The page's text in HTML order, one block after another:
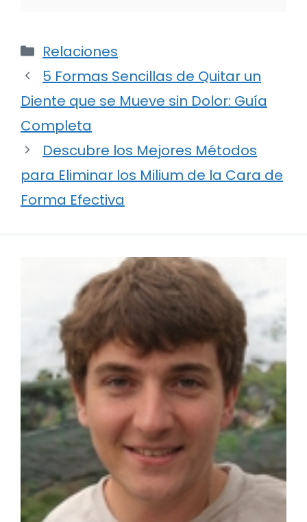
Categorías
Relaciones
5 Formas Sencillas de Quitar un
Diente que se Mueve sin Dolor: Guía
Completa
Descubre los Mejores Métodos
para Eliminar los Milium de la Cara de
Forma Efectiva